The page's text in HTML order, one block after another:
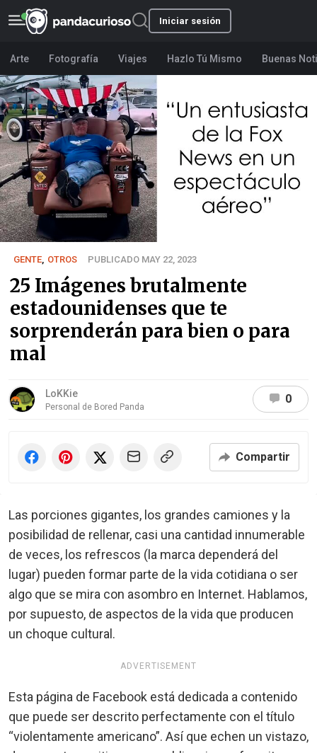
Iniciar sesión
Arte Fotografía Viajes Hazlo Tú Mismo Buenas
GENTE OTROS PUBLICADO MAY 22, 2023
25 Imágenes brutalmente
estadounidenses que te
sorprenderán para bien o para
mal
LoKKie
Personal de Bored Panda
0
Compartir
Las porciones gigantes, los grandes camiones y la
posibilidad de rellenar, casi una cantidad innumerable
de veces, los refrescos (la marca dependerá del
lugar) pueden formar parte de la vida cotidiana o ser
algo que se mira con asombro en Internet. Hablamos,
por supuesto, de aspectos de la vida que producen
un choque cultural.
ADVERTISEMENT
Esta página de Facebook está dedicada a contenido
que puede ser descrito perfectamente con el título
“violentamente americano”. Así que echen un vistazo,